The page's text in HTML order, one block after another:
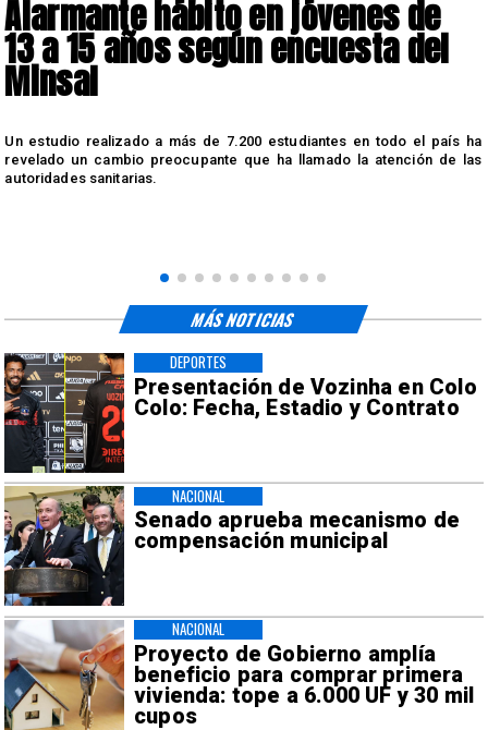
Alarmante hábito en jóvenes de
13 a 15 años según encuesta del
Minsal
Un estudio realizado a más de 7.200 estudiantes en todo el país ha
revelado un cambio preocupante que ha llamado la atención de las
autoridades sanitarias.
Presentación de Vozinha en Colo
Colo: Fecha, Estadio y Contrato
DEPORTES
Senado aprueba mecanismo de
compensación municipal
NACIONAL
Proyecto de Gobierno amplía
beneficio para comprar primera
vivienda: tope a 6.000 UF y 30 mil
cupos
NACIONAL
MÁS NOTICIAS